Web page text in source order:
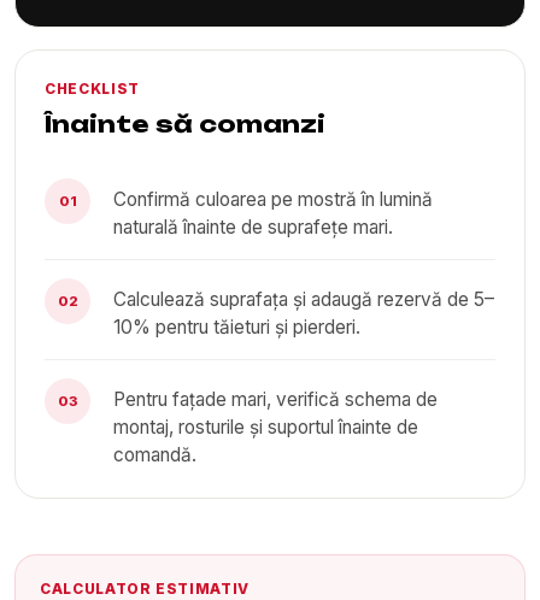
CHECKLIST
Înainte să comanzi
01
Confirmă culoarea pe mostră în lumină
naturală înainte de suprafețe mari.
02
Calculează suprafața și adaugă rezervă de 5–
10% pentru tăieturi și pierderi.
03
Pentru fațade mari, verifică schema de
montaj, rosturile și suportul înainte de
comandă.
CALCULATOR ESTIMATIV